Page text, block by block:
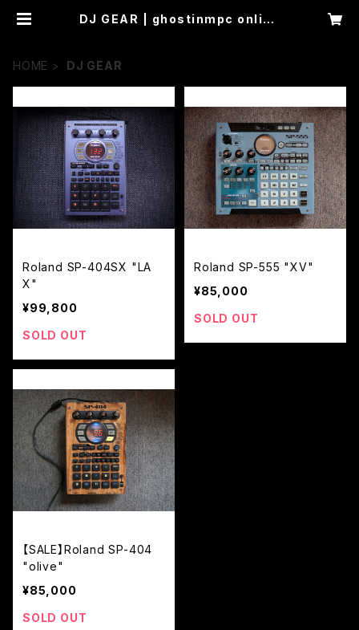
DJ GEAR | ghostinmpc online
HOME DJ GEAR
Roland SP-404SX "LA
X"
¥99,800
SOLD OUT
Roland SP-555 "XV"
¥85,000
SOLD OUT
【SALE】Roland SP-404
"olive"
¥85,000
SOLD OUT